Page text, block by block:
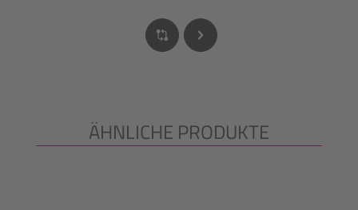
Produktgalerie überspringen
ÄHNLICHE PRODUKTE